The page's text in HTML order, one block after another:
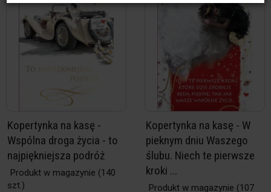
Kopertynka na kasę -
Wspólna droga życia - to
najpiękniejsza podróż
Produkt w magazynie (140
szt.)
Kopertynka na kasę - W
pieknym dniu Waszego
ślubu. Niech te pierwsze
kroki ...
Produkt w magazynie (107